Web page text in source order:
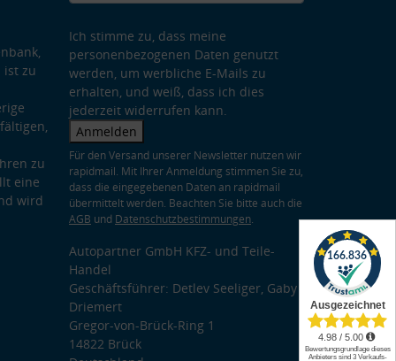
ist zu
zu
eine
wird
Ich stimme zu, dass meine
personenbezogenen Daten genutzt
werden, um werbliche E-Mails zu
erhalten, und weiß, dass ich dies
jederzeit widerrufen kann.
Anmelden
Für den Versand unserer Newsletter nutzen wir
rapidmail. Mit Ihrer Anmeldung stimmen Sie zu,
dass die eingegebenen Daten an rapidmail
übermittelt werden. Beachten Sie bitte auch die
AGB und Datenschutzbestimmungen.
Autopartner GmbH KFZ- und Teile-
Handel
Geschäftsführer: Detlev Seeliger, Gaby
Driemert
Gregor-von-Brück-Ring 1
14822 Brück